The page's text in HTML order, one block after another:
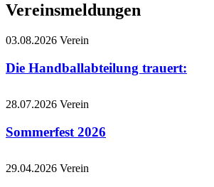
Vereinsmeldungen
03.08.2026 Verein
Die Handballabteilung trauert:
28.07.2026 Verein
Sommerfest 2026
29.04.2026 Verein